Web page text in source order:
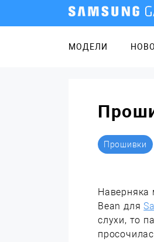
МОДЕЛИ
Прошивки
Наверняка
Bean для
слухи, то